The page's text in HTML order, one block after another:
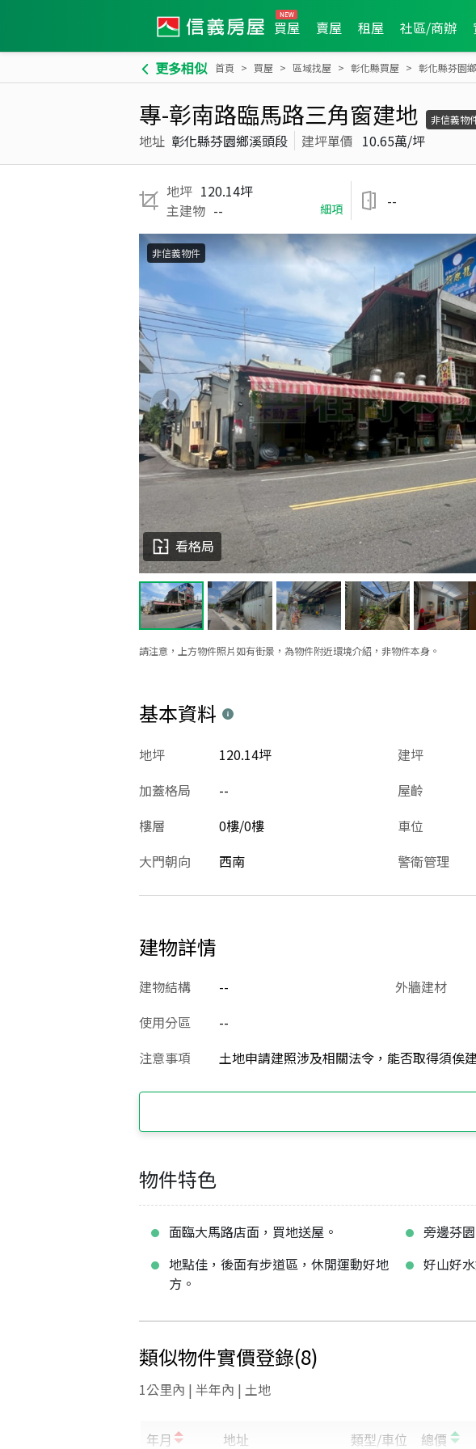
買屋 賣屋 租屋 社區/商辦
更多相似 首頁 買屋 區域找屋 彰化縣買屋 彰化縣芬園
專-彰南路臨馬路三角窗建地 非信義物
地址 彰化縣芬園鄉溪頭段 建坪單價 10.65萬/坪
地坪 120.14坪
主建物 -- 細項 --
請注意，上方物件照片如有街景，為物件附近環境介紹，非物件本身。
看格局
非信義物件
基本資料
建坪
地坪 120.14坪
加蓋格局
-- 屋齡
樓層
0樓/0樓 車位
大門朝向
西南 警衛管理
建物詳情
建物結構 -- 外牆建材
使用分區
--
注意事項
土地申請建照涉及相關法令，能否取得須俟
物件特色
面臨大馬路店面，買地送屋。 旁邊芬
地點佳，後面有步道區，休閒運動好地
方。
好山好
類似物件實價登錄(8)
1公里內 | 半年內 | 土地